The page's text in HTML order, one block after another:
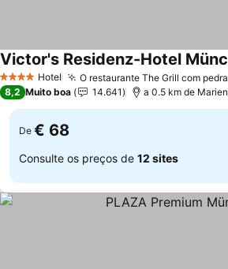
4 EstrelasHotel O restaurante The Grill com
Victor's Residenz-Hotel
8,2 Muito boa 14.641 a 0.5 km de
De € 68
Consulte os preços de 12 sites